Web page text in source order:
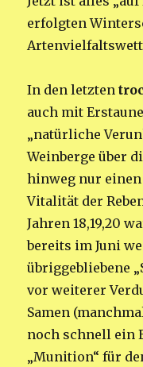
erfolgten
In den letzten
auch mit
„natürliche
Weinberge über
hinweg nur
Vitalität der
Jahren 18,19,20
bereits im Juni
übriggebliebene
vor weiterer
Samen
noch schnell ein
„Munition“ für